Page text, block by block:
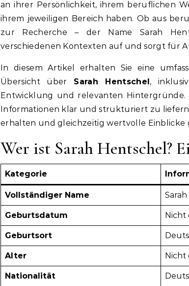
an ihrer Persönlichkeit, ihrem beruflichen
ihrem jeweiligen Bereich haben. Ob aus
zur Recherche – der Name Sarah
verschiedenen Kontexten auf und sorgt für
In diesem Artikel erhalten Sie eine
Übersicht über Sarah Hentschel ,
Entwicklung und relevanten
Informationen klar und strukturiert zu liefern,
erhalten und gleichzeitig wertvolle Einblicke
Wer ist Sarah Hentschel?
Kategorie
Vollständiger Name
Geburtsdatum
Geburtsort
Alter
Nationalität